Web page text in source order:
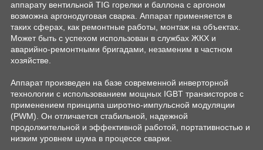
аппарату вентильной TIG горелки и баллона с аргоном
возможна аргонодуговая сварка. Аппарат применяется в
таких сферах, как ремонтные работы, монтаж на объектах.
Может быть с успехом использован в службах ЖКХ и
аварийно-ремонтными бригадами, незаменим в частном
хозяйстве.
Аппарат произведен на базе современной инверторной
технологии c использованием мощных IGBT транзисторов с
применением принципа широтно-импульсной модуляции
(PWM). Он отличается стабильной, надежной
продолжительной и эффективной работой, портативностью и
низким уровнем шума в процессе сварки.